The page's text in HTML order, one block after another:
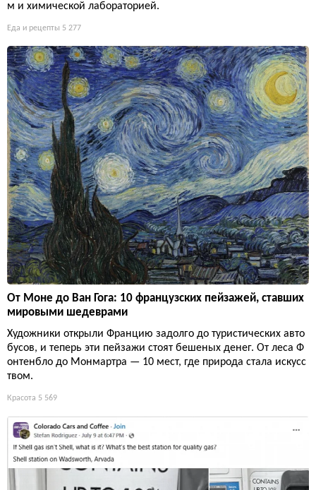
м и химической лабораторией.
Еда и рецепты 5 277
От Моне до Ван Гога: 10 французских пейзажей, ставших
мировыми шедеврами
Художники открыли Францию задолго до туристических авто
бусов, и теперь эти пейзажи стоят бешеных денег. От леса Ф
онтенбло до Монмартра — 10 мест, где природа стала искусс
твом.
Красота 5 569